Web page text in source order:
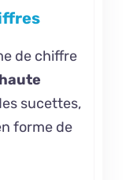
de chiffre
sucettes,
forme de